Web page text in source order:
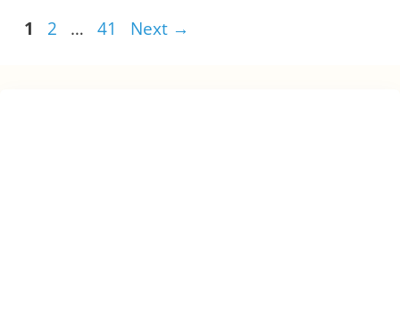
Page
1 Page
2 … Page
41 Next →